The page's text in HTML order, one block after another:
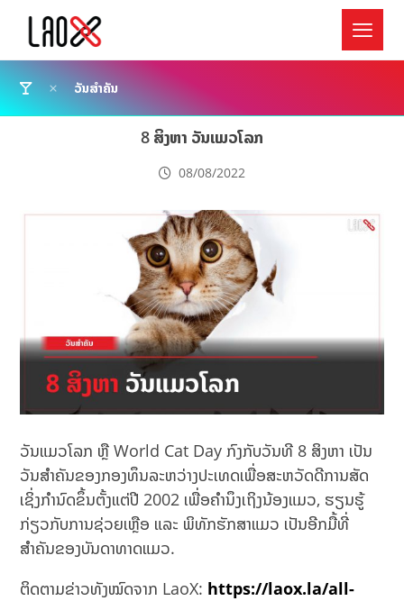
ວັນສຳຄັນ
8 ສິງຫາ ວັນແມວໂລກ
08/08/2022
ວັນແມວໂລກ ຫຼື World Cat Day ກົງກັບວັນທີ 8 ສິງຫາ ເປັນ
ວັນສຳຄັນຂອງກອງທຶນລະຫວ່າງປະເທດເພື່ອສະຫວັດດີການສັດ
ເຊິ່ງກຳນົດຂຶ້ນຕັ້ງແຕ່ປີ 2002 ເພື່ອຄຳນຶງເຖິງນ້ອງແມວ, ຮຽນຮູ້
ກ່ຽວກັບການຊ່ວຍເຫຼືອ ແລະ ພິທັກຮັກສາແມວ ເປັນອີກມື້ທີ່
ສຳຄັນຂອງບັນດາທາດແມວ.
ຕິດຕາມຂ່າວທັງໝົດຈາກ LaoX: https://laox.la/all-